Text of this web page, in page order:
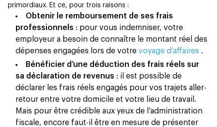
primordiaux. Et ce, pour trois raisons :
Obtenir le remboursement de ses frais
professionnels : pour vous indemniser, votre
employeur a besoin de connaître le montant réel des
dépenses engagées lors de votre voyage d’affaires .
Bénéficier d’une déduction des frais réels sur
sa déclaration de revenus : il est possible de
déclarer les frais réels engagés pour vos trajets aller-
retour entre votre domicile et votre lieu de travail.
Mais pour être crédible aux yeux de l’administration
fiscale, encore faut-il être en mesure de présenter